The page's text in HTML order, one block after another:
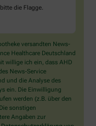
die Flagge.
versandten News-
Healthcare Deutschland
willige ich ein, dass AHD
News-Service
und die Analyse des
ein. Die Einwilligung
werden (z.B. über den
sonstigen
Angaben zur